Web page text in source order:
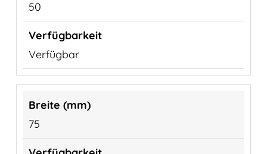
50
Verfügbar
75